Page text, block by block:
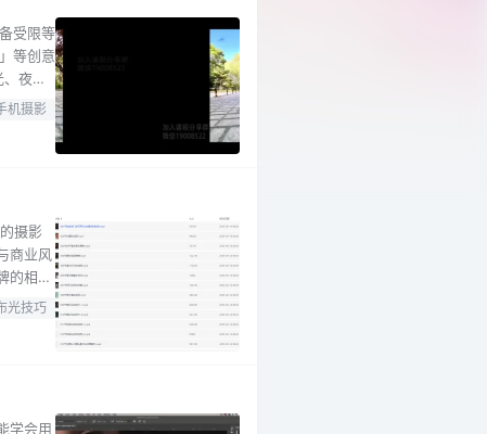
受限等
等创意
、夜
过
色方
机摄影
摄影
商业风
的相机
清朋
圈等
光技巧
学会用